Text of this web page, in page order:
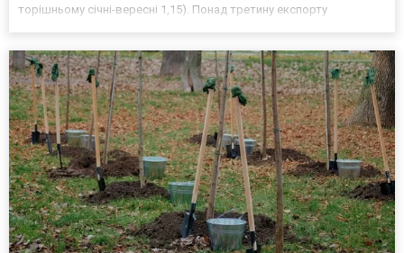
торішньому січні-вересні 1,15). Понад третину експорту